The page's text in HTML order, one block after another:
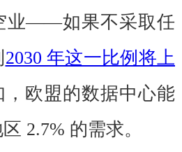
——如果不采取任
2030 年这一比例将上
，欧盟的数据中心能
2.7% 的需求。